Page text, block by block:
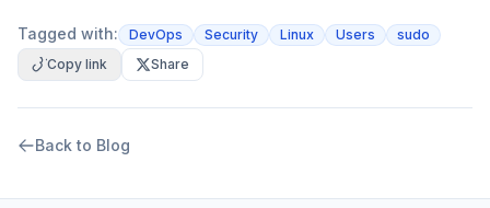
Tagged with: DevOps Security Linux Users
sudo
Copy link
Share
Back to Blog